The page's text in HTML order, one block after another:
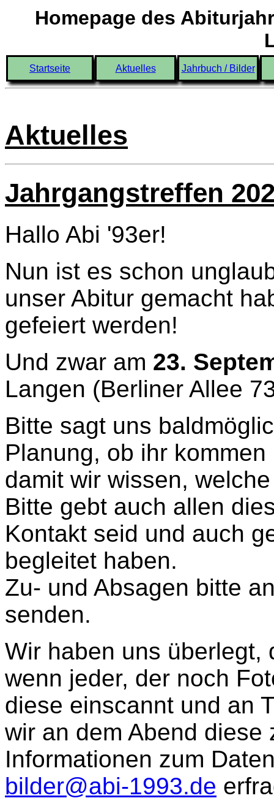
Homepage des
Startseite Aktuelles Jahrbuch / Bilder
Aktuelles
Jahrgangstreffen
Hallo Abi '93er!
Nun ist es schon
unser Abitur gemacht
gefeiert werden!
Und zwar am 23.
Langen (Berliner Allee
Bitte sagt uns
Planung, ob ihr
damit wir wissen,
Bitte gebt auch allen
Kontakt seid und auch
begleitet haben.
Zu- und Absagen bitte
senden.
Wir haben uns überlegt,
wenn jeder, der noch
diese einscannt und an
wir an dem Abend diese
Informationen zum
bilder@abi-1993.de